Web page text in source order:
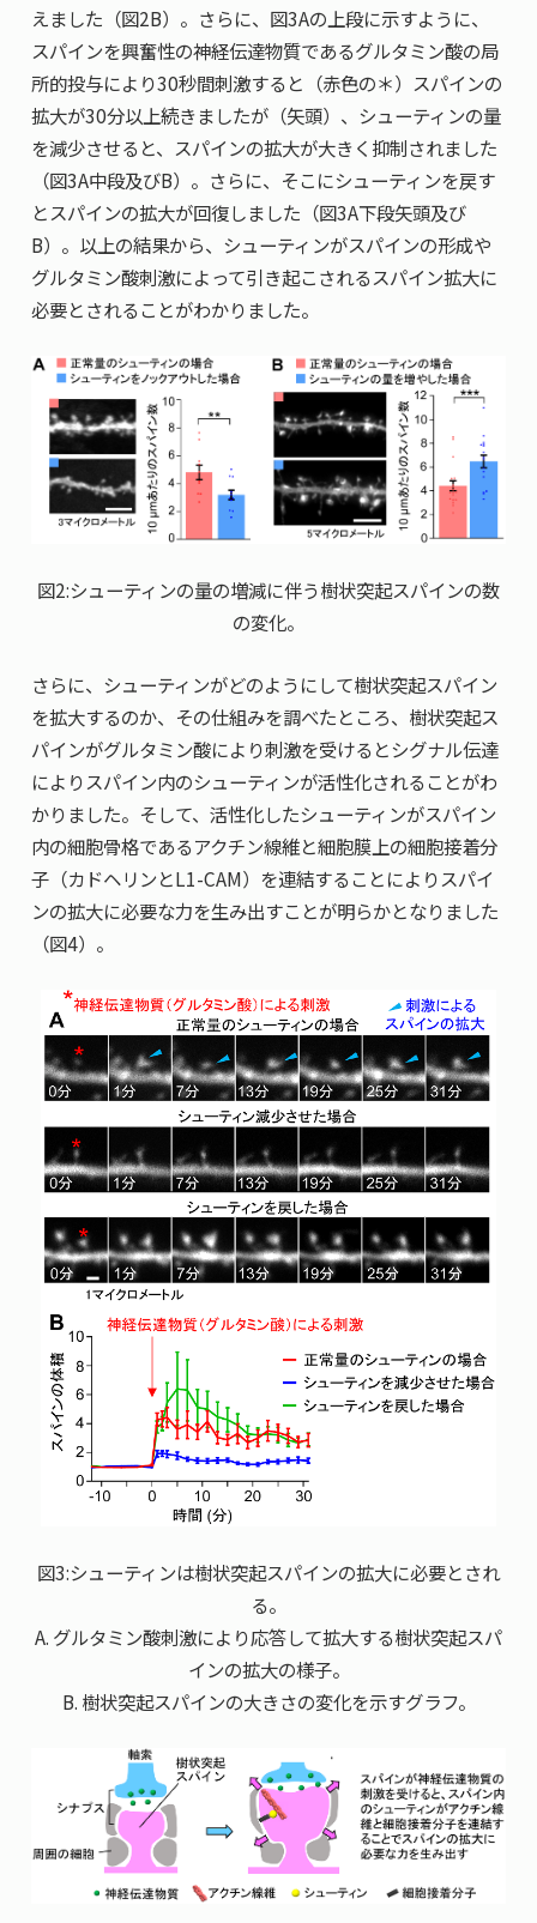
えました（図2B）。さらに、図3Aの上段に示すように、
スパインを興奮性の神経伝達物質であるグルタミン酸の局
所的投与により30秒間刺激すると（赤色の＊）スパインの
拡大が30分以上続きましたが（矢頭）、シューティンの量
を減少させると、スパインの拡大が大きく抑制されました
（図3A中段及びB）。さらに、そこにシューティンを戻す
とスパインの拡大が回復しました（図3A下段矢頭及び
B）。以上の結果から、シューティンがスパインの形成や
グルタミン酸刺激によって引き起こされるスパイン拡大に
必要とされることがわかりました。
図2:シューティンの量の増減に伴う樹状突起スパインの数
の変化。
さらに、シューティンがどのようにして樹状突起スパイン
を拡大するのか、その仕組みを調べたところ、樹状突起ス
パインがグルタミン酸により刺激を受けるとシグナル伝達
によりスパイン内のシューティンが活性化されることがわ
かりました。そして、活性化したシューティンがスパイン
内の細胞骨格であるアクチン線維と細胞膜上の細胞接着分
子（カドヘリンとL1-CAM）を連結することによりスパイ
ンの拡大に必要な力を生み出すことが明らかとなりました
（図4）。
図3:シューティンは樹状突起スパインの拡大に必要とされ
る。
A. グルタミン酸刺激により応答して拡大する樹状突起スパ
インの拡大の様子。
B. 樹状突起スパインの大きさの変化を示すグラフ。